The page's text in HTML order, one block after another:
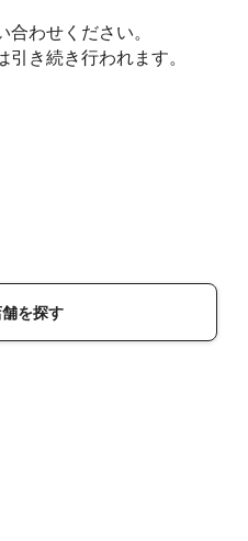
わせください。
き続き行われます。
を探す